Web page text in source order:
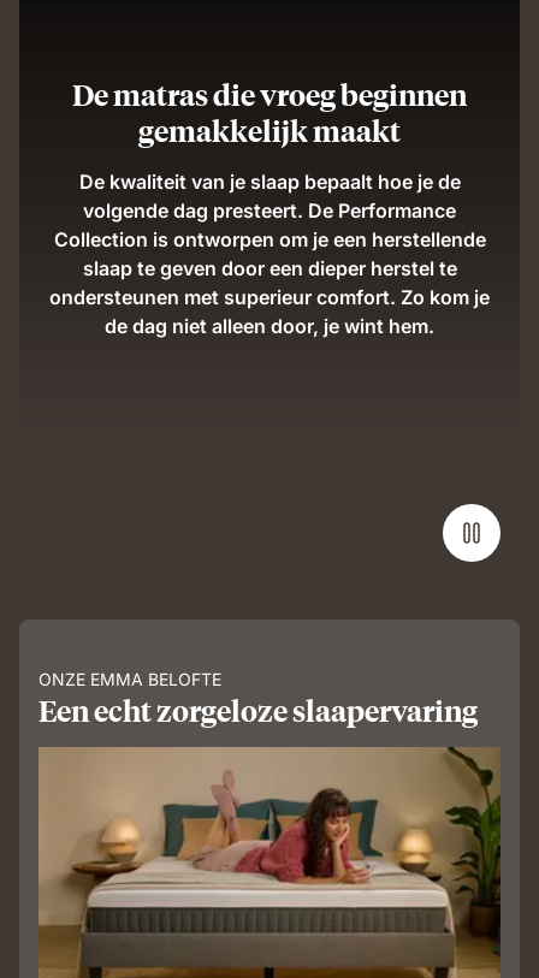
De matras die vroeg beginnen
gemakkelijk maakt
De kwaliteit van je slaap bepaalt hoe je de
volgende dag presteert. De Performance
Collection is ontworpen om je een herstellende
slaap te geven door een dieper herstel te
ondersteunen met superieur comfort. Zo kom je
de dag niet alleen door, je wint hem.
ONZE EMMA BELOFTE
Een echt zorgeloze slaapervaring